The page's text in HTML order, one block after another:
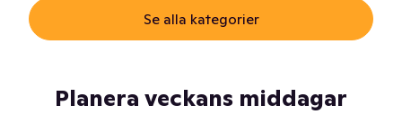
Se alla kategorier
Planera veckans middagar